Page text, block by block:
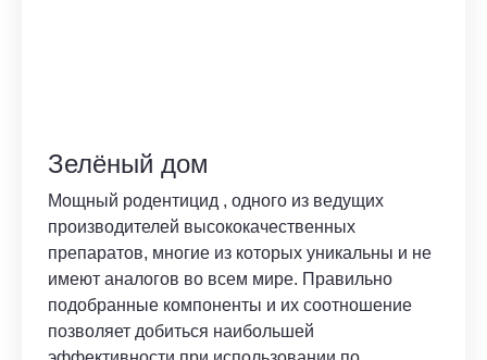
Зелёный дом
Мощный родентицид , одного из ведущих
производителей высококачественных
препаратов, многие из которых уникальны и не
имеют аналогов во всем мире. Правильно
подобранные компоненты и их соотношение
позволяет добиться наибольшей